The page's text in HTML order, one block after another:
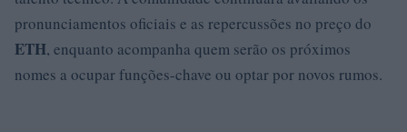
pronunciamentos oficiais e as repercussões no preço do
ETH, enquanto acompanha quem serão os próximos
nomes a ocupar funções-chave ou optar por novos rumos.